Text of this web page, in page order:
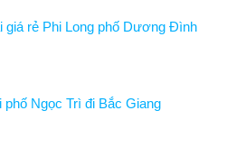
giá rẻ Phi Long phố Dương Đình
phố Ngọc Trì đi Bắc Giang